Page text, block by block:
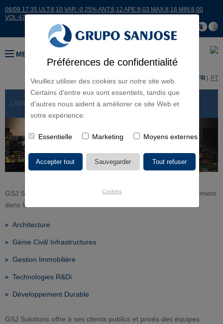
Préférences de confidentialité
Veuillez utiliser des cookies sur notre site web.
Certains d'entre eux sont essentiels, tandis que
d'autres nous aident à améliorer ce site Web et
votre expérience.
Essentielle Marketing Moyens externes
Cookies
06/08 17:35 ULT:8,10 VAR:-0,25% ANT:8,12 APE:8,03 MAX:8,16 MIN:8,00
VOL:47811
MENU
ES FR PT
LIGNES D'ACTIVITÉ > GSJ SOLUTIONS
GSJ Solutions offre des services de conseil et project management
dans les domaines suivants.
Architecture
Génie Civil/ Infrastructures
Gestion Immobilière
Technologies R&Di
Développement Durable
GSJ Solutions offre à ses clients publics et privés des équipes